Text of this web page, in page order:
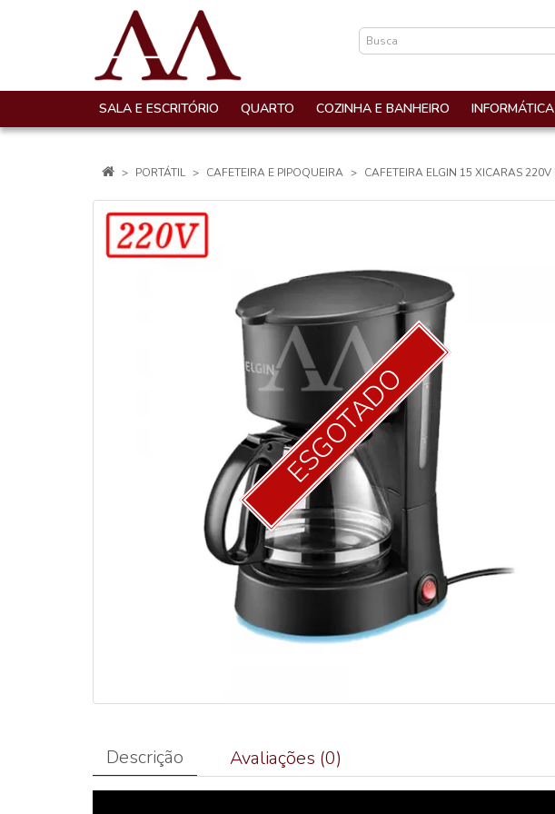
SALA E ESCRITÓRIO QUARTO COZINHA E BANHEIRO
PORTÁTIL CAFETEIRA E PIPOQUEIRA CAFETEIRA ELGIN 15 XICARAS 220V
ESGOTADO
Descrição Avaliações (0)